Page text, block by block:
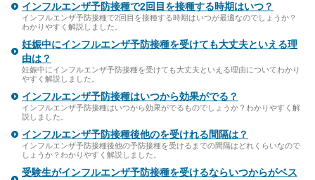
インフルエンザ予防接種で2回目を接種する時期はいつ？
インフルエンザ予防接種で2回目を接種する時期はいつが最適なのでしょうか？
わかりやすく解説しました。
妊娠中にインフルエンザ予防接種を受けても大丈夫といえる理
由は？
妊娠中にインフルエンザ予防接種を受けても大丈夫といえる理由についてわかり
やすく解説しました。
インフルエンザ予防接種はいつから効果がでる？
インフルエンザ予防接種はいつから効果がでるものでしょうか？わかりやすく解
説しました。
インフルエンザ予防接種後他のを受けれる間隔は？
インフルエンザ予防接種後他の予防接種を受けるまでの間隔はどれくらいなので
しょうか？わかりやすく解説しました。
受験生がインフルエンザ予防接種を受けるならいつからがベス